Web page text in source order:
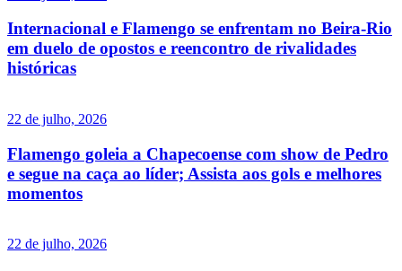
Internacional e Flamengo se enfrentam no Beira-Rio
em duelo de opostos e reencontro de rivalidades
históricas
22 de julho, 2026
Flamengo goleia a Chapecoense com show de Pedro
e segue na caça ao líder; Assista aos gols e melhores
momentos
22 de julho, 2026